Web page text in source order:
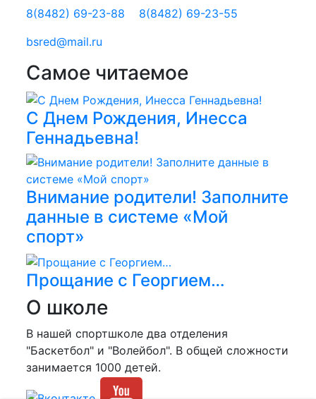
8(8482) 69-23-88
8(8482) 69-23-55
bsred@mail.ru
Самое читаемое
С Днем Рождения, Инесса
Геннадьевна!
Внимание родители! Заполните
данные в системе «Мой
спорт»
Прощание с Георгием…
О школе
В нашей спортшколе два отделения
"Баскетбол" и "Волейбол". В общей сложности
занимается 1000 детей.